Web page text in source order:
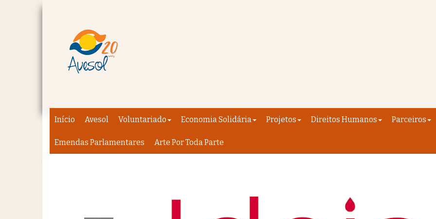
Início Avesol Voluntariado Economia Solidária Projetos Direitos Humanos Parceiros
Emendas Parlamentares Arte Por Toda Parte